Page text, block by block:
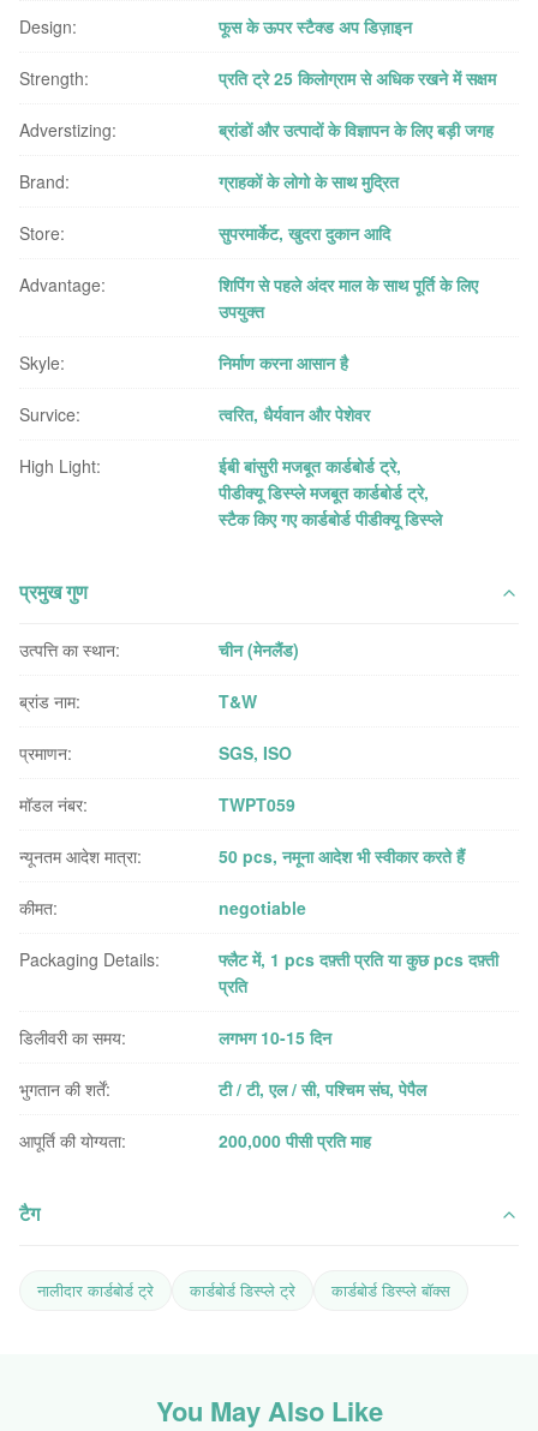
Design: फूस के ऊपर स्टैक्ड अप डिज़ाइन
Strength: प्रति ट्रे 25 किलोग्राम से अधिक रखने में सक्षम
Adverstizing: ब्रांडों और उत्पादों के विज्ञापन के लिए बड़ी जगह
Brand: ग्राहकों के लोगो के साथ मुद्रित
Store: सुपरमार्केट, खुदरा दुकान आदि
Advantage:
शिपिंग से पहले अंदर माल के साथ पूर्ति के लिए
उपयुक्त
Skyle: निर्माण करना आसान है
Survice: त्वरित, धैर्यवान और पेशेवर
High Light: ईबी बांसुरी मजबूत कार्डबोर्ड ट्रे,
पीडीक्यू डिस्प्ले मजबूत कार्डबोर्ड ट्रे,
स्टैक किए गए कार्डबोर्ड पीडीक्यू डिस्प्ले
प्रमुख गुण
उत्पत्ति का स्थान: चीन (मेनलैंड)
ब्रांड नाम: T&W
प्रमाणन: SGS, ISO
मॉडल नंबर: TWPT059
न्यूनतम आदेश मात्रा: 50 pcs, नमूना आदेश भी स्वीकार करते हैं
कीमत: negotiable
Packaging Details:
फ्लैट में, 1 pcs दफ़्ती प्रति या कुछ pcs दफ़्ती
प्रति
डिलीवरी का समय: लगभग 10-15 दिन
भुगतान की शर्तें: टी / टी, एल / सी, पश्चिम संघ, पेपैल
आपूर्ति की योग्यता: 200,000 पीसी प्रति माह
टैग
नालीदार कार्डबोर्ड ट्रे कार्डबोर्ड डिस्प्ले ट्रे कार्डबोर्ड डिस्प्ले बॉक्स
You May Also Like